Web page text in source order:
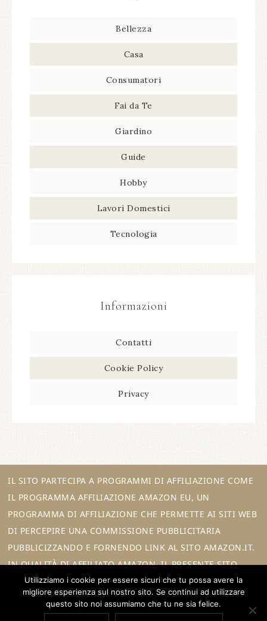
Bellezza
Casa
Consumatori
Fai da Te
Giardino
Guide
Hobby
Lavori Domestici
Tecnologia
Informazioni
Contatti
Cookie Policy
Privacy
IL SITO PARTECIPA A PROGRAMMI DI AFFILIAZIONE COME
IL PROGRAMMA AFFILIAZIONE AMAZON EU, UN
PROGRAMMA DI AFFILIAZIONE CHE PERMETTE AI SITI WEB
DI PERCEPIRE UNA COMMISSIONE PUBBLICITARIA
PUBBLICIZZANDO E FORNENDO LINK AL SITO AMAZON.IT.
IN QUALITÀ DI AFFILIATO AMAZON, IL PRESENTE SITO
RICEVE UN GUADAGNO PER CIASCUN ACQUISTO IDONEO.
Utilizziamo i cookie per essere sicuri che tu possa avere la
migliore esperienza sul nostro sito. Se continui ad utilizzare
questo sito noi assumiamo che tu ne sia felice.